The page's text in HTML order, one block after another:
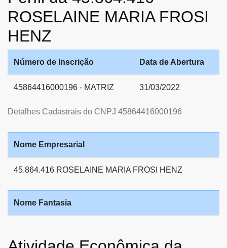
ROSELAINE MARIA FROSI
HENZ
Detalhes Cadastrais do CNPJ 45864416000196
Número de Inscrição Data de Abertura
45864416000196 - MATRIZ 31/03/2022
Nome Empresarial
45.864.416 ROSELAINE MARIA FROSI HENZ
Nome Fantasia